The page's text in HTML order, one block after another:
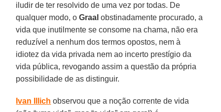
iludir de ter resolvido de uma vez por todas. De
qualquer modo, oGraal obstinadamente procurado, a
vida que inutilmente se consome na chama, não era
reduzível a nenhum dos termos opostos, nem à
idiotez da vida privada nem ao incerto prestígio da
vida pública, revogando assim a questão da própria
possibilidade de as distinguir.
Ivan Illich observou que a noção corrente de vida